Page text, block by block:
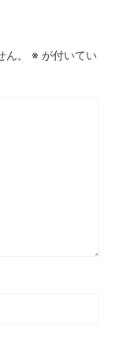
。 ※ が付いてい